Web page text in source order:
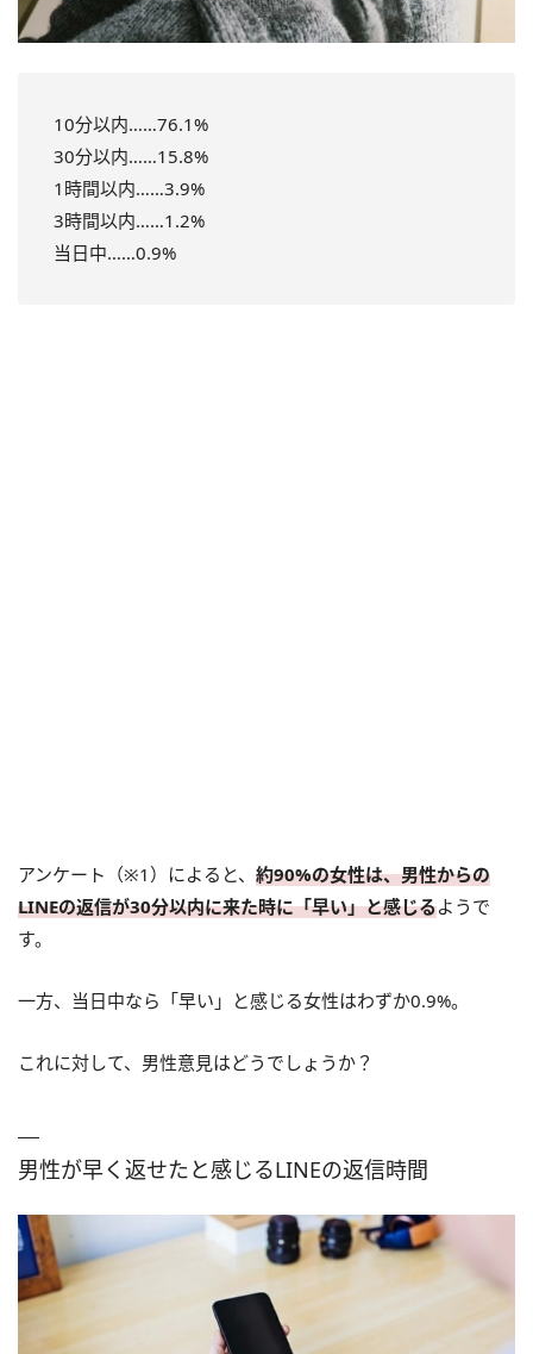
10分以内……76.1%
30分以内……15.8%
1時間以内……3.9%
3時間以内……1.2%
当日中……0.9%
アンケート（※1）によると、 約90%の女性は、男性からの
LINEの返信が30分以内に来た時に「早い」と感じるようで
す。
一方、当日中なら「早い」と感じる女性はわずか0.9%。
これに対して、男性意見はどうでしょうか？
男性が早く返せたと感じるLINEの返信時間